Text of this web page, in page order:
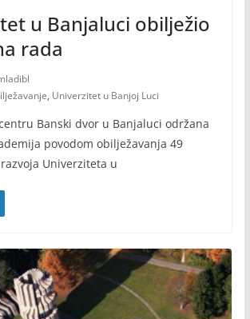
u Banjaluci obilježio
rada
, Univerzitet u Banjoj Luci
Banski dvor u Banjaluci održana
povodom obilježavanja 49
Univerziteta u